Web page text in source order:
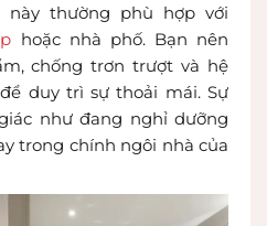
này thường phù hợp với
hoặc nhà phố. Bạn nên
chống trơn trượt và hệ
duy trì sự thoải mái. Sự
như đang nghỉ dưỡng
trong chính ngôi nhà của